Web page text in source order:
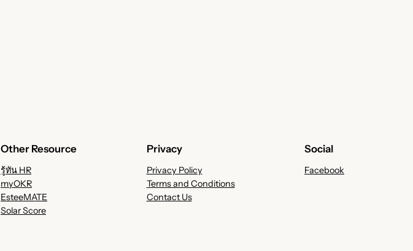
Other Resource
รู้ทัน HR
myOKR
EsteeMATE
Solar Score
Privacy
Privacy Policy
Terms and Conditions
Contact Us
Social
Facebook